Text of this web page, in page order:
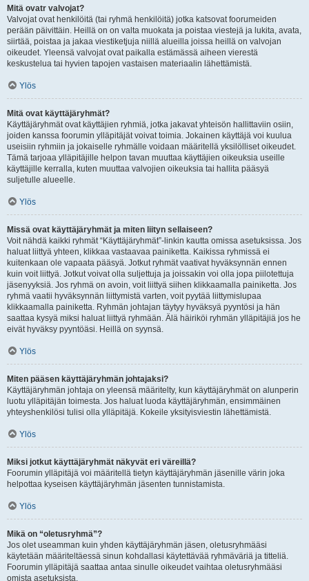
Mitä ovatr valvojat?
Valvojat ovat henkilöitä (tai ryhmä henkilöitä) jotka katsovat foorumeiden
perään päivittäin. Heillä on on valta muokata ja poistaa viestejä ja lukita, avata,
siirtää, poistaa ja jakaa viestiketjuja niillä alueilla joissa heillä on valvojan
oikeudet. Yleensä valvojat ovat paikalla estämässä aiheen vierestä
keskustelua tai hyvien tapojen vastaisen materiaalin lähettämistä.
Ylös
Mitä ovat käyttäjäryhmät?
Käyttäjäryhmät ovat käyttäjien ryhmiä, jotka jakavat yhteisön hallittaviin osiin,
joiden kanssa foorumin ylläpitäjät voivat toimia. Jokainen käyttäjä voi kuulua
useisiin ryhmiin ja jokaiselle ryhmälle voidaan määritellä yksilölliset oikeudet.
Tämä tarjoaa ylläpitäjille helpon tavan muuttaa käyttäjien oikeuksia useille
käyttäjille kerralla, kuten muuttaa valvojien oikeuksia tai hallita pääsyä
suljetulle alueelle.
Ylös
Missä ovat käyttäjäryhmät ja miten liityn sellaiseen?
Voit nähdä kaikki ryhmät “Käyttäjäryhmät”-linkin kautta omissa asetuksissa. Jos
haluat liittyä yhteen, klikkaa vastaavaa painiketta. Kaikissa ryhmissä ei
kuitenkaan ole vapaata pääsyä. Jotkut ryhmät vaativat hyväksynnän ennen
kuin voit liittyä. Jotkut voivat olla suljettuja ja joissakin voi olla jopa piilotettuja
jäsenyyksiä. Jos ryhmä on avoin, voit liittyä siihen klikkaamalla painiketta. Jos
ryhmä vaatii hyväksynnän liittymistä varten, voit pyytää liittymislupaa
klikkaamalla painiketta. Ryhmän johtajan täytyy hyväksyä pyyntösi ja hän
saattaa kysyä miksi haluat liittyä ryhmään. Älä häiriköi ryhmän ylläpitäjiä jos he
eivät hyväksy pyyntöäsi. Heillä on syynsä.
Ylös
Miten pääsen käyttäjäryhmän johtajaksi?
Käyttäjäryhmän johtaja on yleensä määritelty, kun käyttäjäryhmät on alunperin
luotu ylläpitäjän toimesta. Jos haluat luoda käyttäjäryhmän, ensimmäinen
yhteyshenkilösi tulisi olla ylläpitäjä. Kokeile yksityisviestin lähettämistä.
Ylös
Miksi jotkut käyttäjäryhmät näkyvät eri väreillä?
Foorumin ylläpitäjä voi määritellä tietyn käyttäjäryhmän jäsenille värin joka
helpottaa kyseisen käyttäjäryhmän jäsenten tunnistamista.
Ylös
Mikä on “oletusryhmä”?
Jos olet useamman kuin yhden käyttäjäryhmän jäsen, oletusryhmääsi
käytetään määriteltäessä sinun kohdallasi käytettävää ryhmäväriä ja titteliä.
Foorumin ylläpitäjä saattaa antaa sinulle oikeudet vaihtaa oletusryhmääsi
omista asetuksista.